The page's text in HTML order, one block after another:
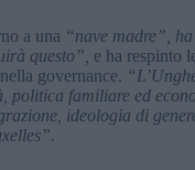
a una “nave madre”, ha
questo”, e ha respinto
governance.
politica familiare ed
ideologia di